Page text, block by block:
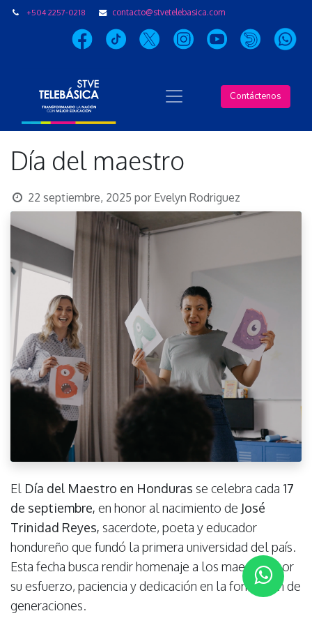
+504 2257-0218 contacto@stvetelebasica.com
Contáctenos
Día del maestro
22 septiembre, 2025 por Evelyn Rodriguez
El Día del Maestro en Honduras se celebra cada 17
de septiembre, en honor al nacimiento de José
Trinidad Reyes, sacerdote, poeta y educador
hondureño que fundó la primera universidad del país.
Esta fecha busca rendir homenaje a los maestros por
su esfuerzo, paciencia y dedicación en la formación de
generaciones.